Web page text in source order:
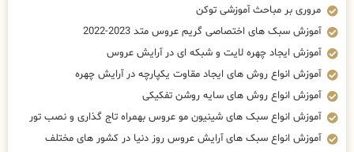
مروری بر مباحث آموزشی توکن
آموزش سبک های اختصاصی گریم عروس متد 2023-2022
آموزش ایجاد چهره لایت و شبکه ای در آرایش عروس
آموزش انواع روش های ایجاد مقاوت یکپارچه در آرایش چهره
آموزش انواع روش های سایه روشن تفکیکی
آموزش انواع سبک های شینیون مو عروس بهمراه تاج گذاری و نصب تور
آموزش انواع سبک های آرایش عروس روز دنیا در کشور های مختلف